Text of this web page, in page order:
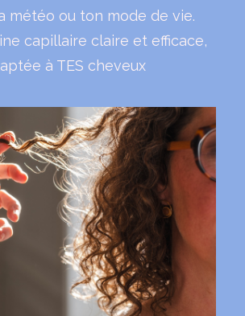
météo ou ton mode de vie.
capillaire claire et efficace,
à TES cheveux